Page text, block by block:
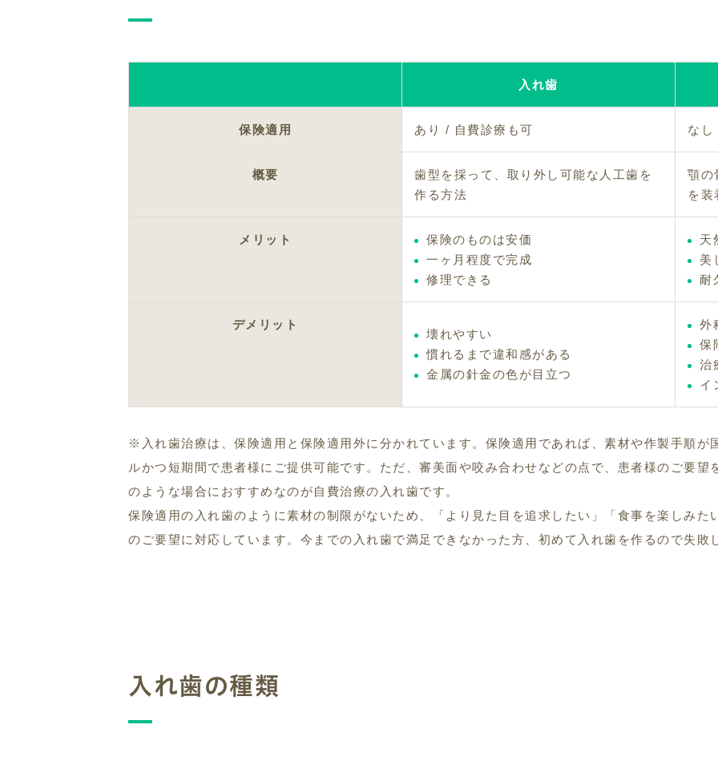
入れ歯
保険適用 あり / 自費診療も可 なし
概要
歯型を採って、取り外し可能な人工歯を
作る方法
顎の
を装
メリット
保険のものは安価
一ヶ月程度で完成
修理できる
天
美
耐
デメリット
壊れやすい
慣れるまで違和感がある
金属の針金の色が目立つ
外
保
治
イ
※入れ歯治療は、保険適用と保険適用外に分かれています。保険適用であれば、素材や作製手順が
ルかつ短期間で患者様にご提供可能です。ただ、審美面や咬み合わせなどの点で、患者様のご要望
のような場合におすすめなのが自費治療の入れ歯です。
保険適用の入れ歯のように素材の制限がないため、「より見た目を追求したい」「食事を楽しみた
のご要望に対応しています。今までの入れ歯で満足できなかった方、初めて入れ歯を作るので失敗
入れ歯の種類